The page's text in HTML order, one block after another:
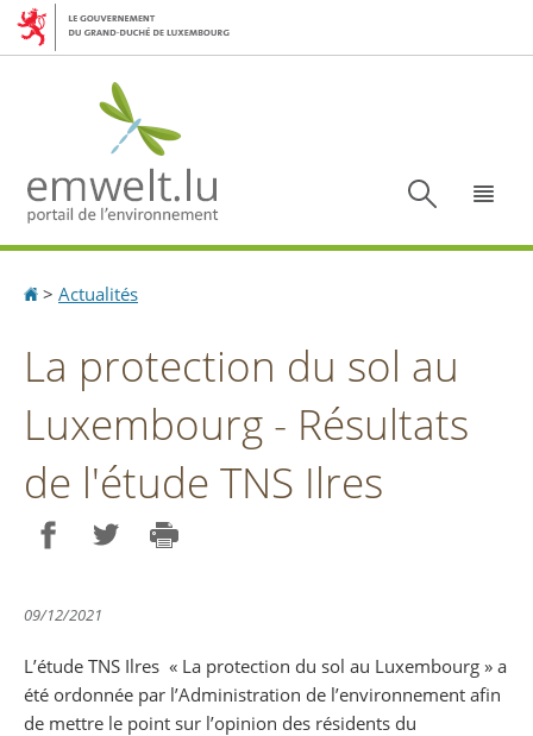
Aller
Aller
Accueil
> Actualités
La protection du sol au
Luxembourg - Résultats
de l'étude TNS Ilres
09/12/2021
L’étude TNS Ilres « La protection du sol au Luxembourg » a
été ordonnée par l’Administration de l’environnement afin
de mettre le point sur l’opinion des résidents du